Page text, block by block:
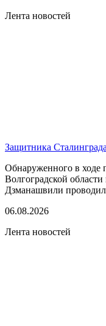
Лента новостей
Защитника
Обнаруженного в ходе
Волгоградской
Дзманашвили
06.08.2026
Лента новостей